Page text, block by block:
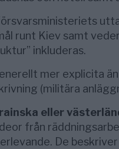
runt Kiev samt
inkluderas.
mer explicita
(militära
eller
från
De